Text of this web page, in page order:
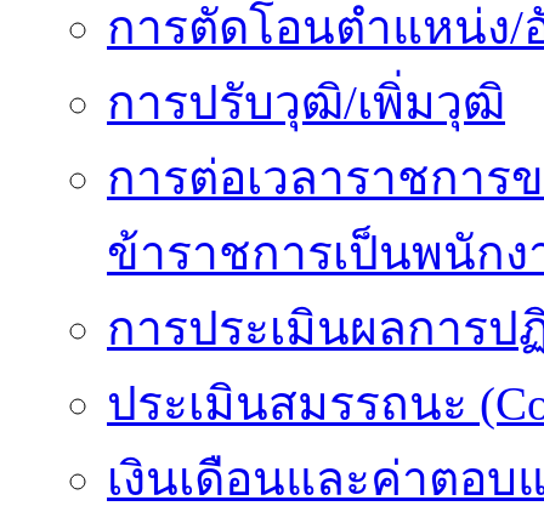
การตัดโอนตำแหน่ง/
การปรับวุฒิ/เพิ่มวุฒิ
การต่อเวลาราชการ
ข้าราชการเป็นพนักง
การประเมินผลการป
ประเมินสมรรถนะ
เงินเดือนและค่าตอบ